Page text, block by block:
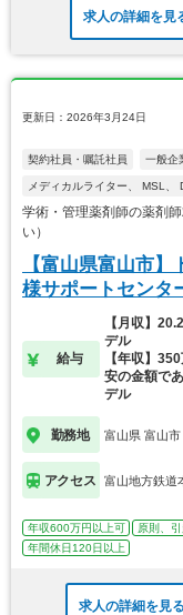
求人の詳細を見
更新日：2026年3月24日
契約社員・嘱託社員 一般企
メディカルライター、 MSL、
学術・管理薬剤師の薬剤
い）
【富山県富山市
様サポートセンタ
給与
【月収】
デル
【年収】
安の金額で
デル
勤務地 富山県 富山市
アクセス 富山地方鉄道
年収600万円以上可 原則、
年間休日120日以上
求人の詳細を見る